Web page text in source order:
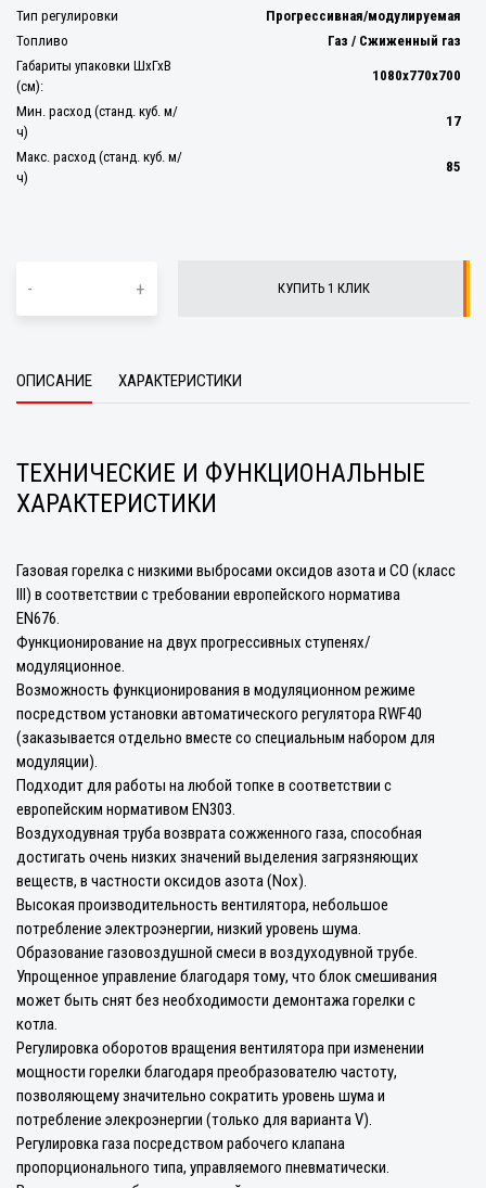
Тип регулировки
Прогрессивная/модулируемая
Топливо
Газ / Сжиженный газ
Габариты упаковки ШхГхВ
(см):
1080x770x700
Мин. расход (станд. куб. м/
ч)
17
Макс. расход (станд. куб. м/
ч)
85
- + КУПИТЬ 1 КЛИК
ОПИСАНИЕ ХАРАКТЕРИСТИКИ
ТЕХНИЧЕСКИЕ И ФУНКЦИОНАЛЬНЫЕ
ХАРАКТЕРИСТИКИ
Газовая горелка с низкими выбросами оксидов азота и CO (класс
III) в соответствии с требовании европейского норматива
EN676.
Функционирование на двух прогрессивных ступенях/
модуляционное.
Возможность функционирования в модуляционном режиме
посредством установки автоматического регулятора RWF40
(заказывается отдельно вместе со специальным набором для
модуляции).
Подходит для работы на любой топке в соответствии с
европейским нормативом EN303.
Воздуходувная труба возврата сожженного газа, способная
достигать очень низких значений выделения загрязняющих
веществ, в частности оксидов азота (Nox).
Высокая производительность вентилятора, небольшое
потребление электроэнергии, низкий уровень шума.
Образование газовоздушной смеси в воздуходувной трубе.
Упрощенное управление благодаря тому, что блок смешивания
может быть снят без необходимости демонтажа горелки с
котла.
Регулировка оборотов вращения вентилятора при изменении
мощности горелки благодаря преобразователю частоту,
позволяющему значительно сократить уровень шума и
потребление элекроэнергии (только для варианта V).
Регулировка газа посредством рабочего клапана
пропорционального типа, управляемого пневматически.